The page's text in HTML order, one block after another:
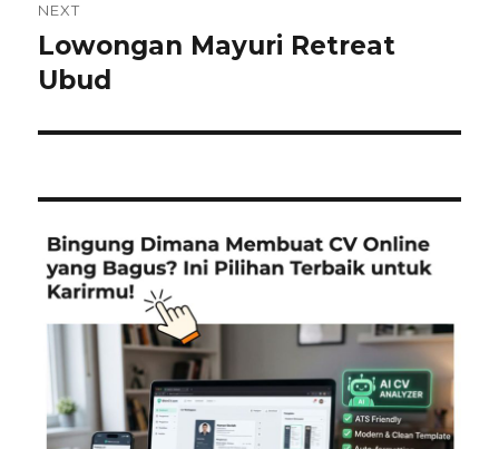
NEXT
Next
post:
Lowongan Mayuri Retreat
Ubud